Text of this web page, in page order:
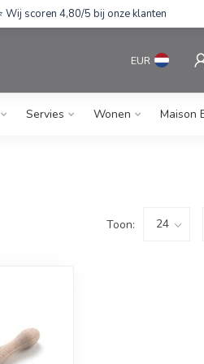
Wij scoren 4,80/5 bij onze klanten
EUR
Servies Wonen Maison
Toon: